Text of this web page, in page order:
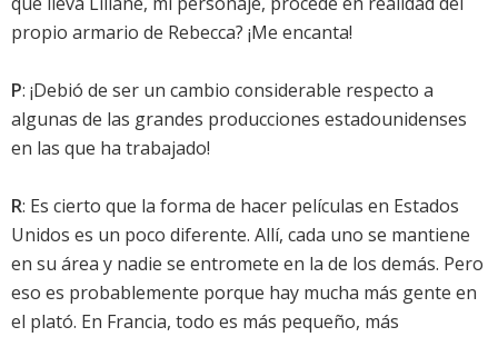
propio armario de Rebecca? ¡Me encanta!
P: ¡Debió de ser un cambio considerable respecto a
algunas de las grandes producciones estadounidenses
en las que ha trabajado!
R: Es cierto que la forma de hacer películas en Estados
Unidos es un poco diferente. Allí, cada uno se mantiene
en su área y nadie se entromete en la de los demás. Pero
eso es probablemente porque hay mucha más gente en
el plató. En Francia, todo es más pequeño, más